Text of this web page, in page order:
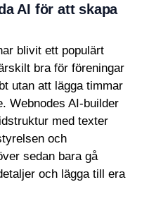
AI för att skapa
blivit ett populärt
bra för föreningar
utan att lägga timmar
Webnodes AI-builder
med texter
och
sedan bara gå
och lägga till era